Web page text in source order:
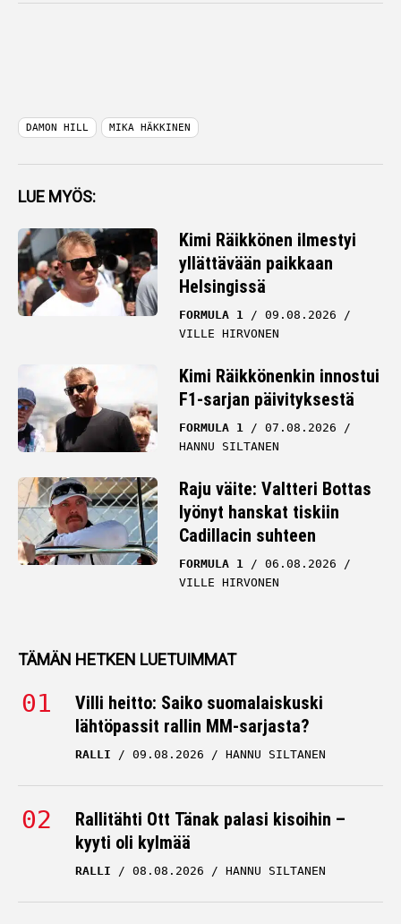
DAMON HILL MIKA HÄKKINEN
LUE MYÖS:
Kimi Räikkönen ilmestyi
yllättävään paikkaan
Helsingissä
FORMULA 1
09.08.2026
VILLE HIRVONEN
Kimi Räikkönenkin innostui
F1-sarjan päivityksestä
FORMULA 1
07.08.2026
HANNU SILTANEN
Raju väite: Valtteri Bottas
lyönyt hanskat tiskiin
Cadillacin suhteen
FORMULA 1
06.08.2026
VILLE HIRVONEN
TÄMÄN HETKEN LUETUIMMAT
Villi heitto: Saiko suomalaiskuski
lähtöpassit rallin MM-sarjasta?
RALLI 09.08.2026 HANNU SILTANEN
Rallitähti Ott Tänak palasi kisoihin –
kyyti oli kylmää
RALLI 08.08.2026 HANNU SILTANEN